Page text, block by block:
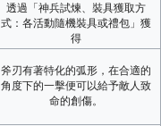
透過「神兵試煉、裝具獲取方
式：各活動隨機裝具或禮包」獲
得
斧刃有著特化的弧形，在合適的
角度下的一擊便可以給予敵人致
命的創傷。